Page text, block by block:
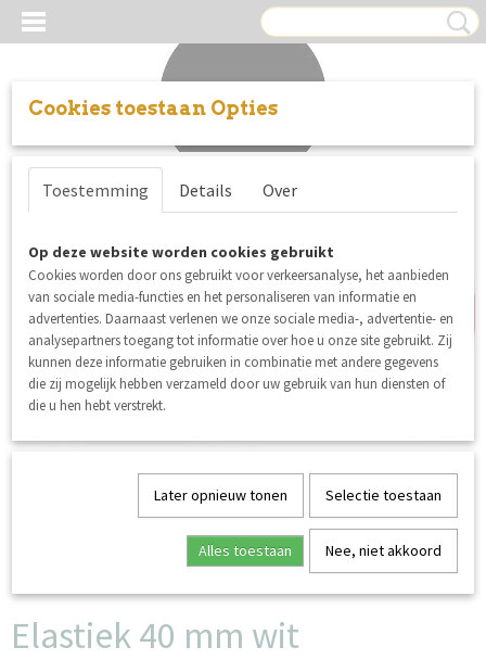
Inloggen Registreren
nieuw
Elastiek 40 mm wit
Cookies toestaan Opties
Toestemming Details Over
Op deze website worden cookies gebruikt
Cookies worden door ons gebruikt voor verkeersanalyse, het aanbieden
van sociale media-functies en het personaliseren van informatie en
advertenties. Daarnaast verlenen we onze sociale media-, advertentie- en
analysepartners toegang tot informatie over hoe u onze site gebruikt. Zij
kunnen deze informatie gebruiken in combinatie met andere gegevens
die zij mogelijk hebben verzameld door uw gebruik van hun diensten of
die u hen hebt verstrekt.
Later opnieuw tonen Selectie toestaan
Alles toestaan Nee, niet akkoord